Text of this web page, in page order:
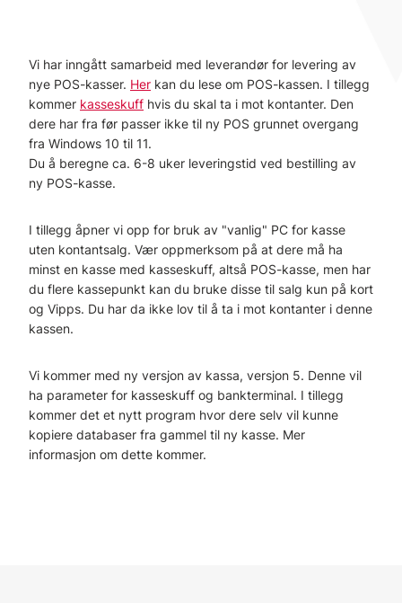
Vi har inngått samarbeid med leverandør for levering av
nye POS-kasser. Her kan du lese om POS-kassen. I tillegg
kommer kasseskuff hvis du skal ta i mot kontanter. Den
dere har fra før passer ikke til ny POS grunnet overgang
fra Windows 10 til 11.
Du å beregne ca. 6-8 uker leveringstid ved bestilling av
ny POS-kasse.
I tillegg åpner vi opp for bruk av "vanlig" PC for kasse
uten kontantsalg. Vær oppmerksom på at dere må ha
minst en kasse med kasseskuff, altså POS-kasse, men har
du flere kassepunkt kan du bruke disse til salg kun på kort
og Vipps. Du har da ikke lov til å ta i mot kontanter i denne
kassen.
Vi kommer med ny versjon av kassa, versjon 5. Denne vil
ha parameter for kasseskuff og bankterminal. I tillegg
kommer det et nytt program hvor dere selv vil kunne
kopiere databaser fra gammel til ny kasse. Mer
informasjon om dette kommer.